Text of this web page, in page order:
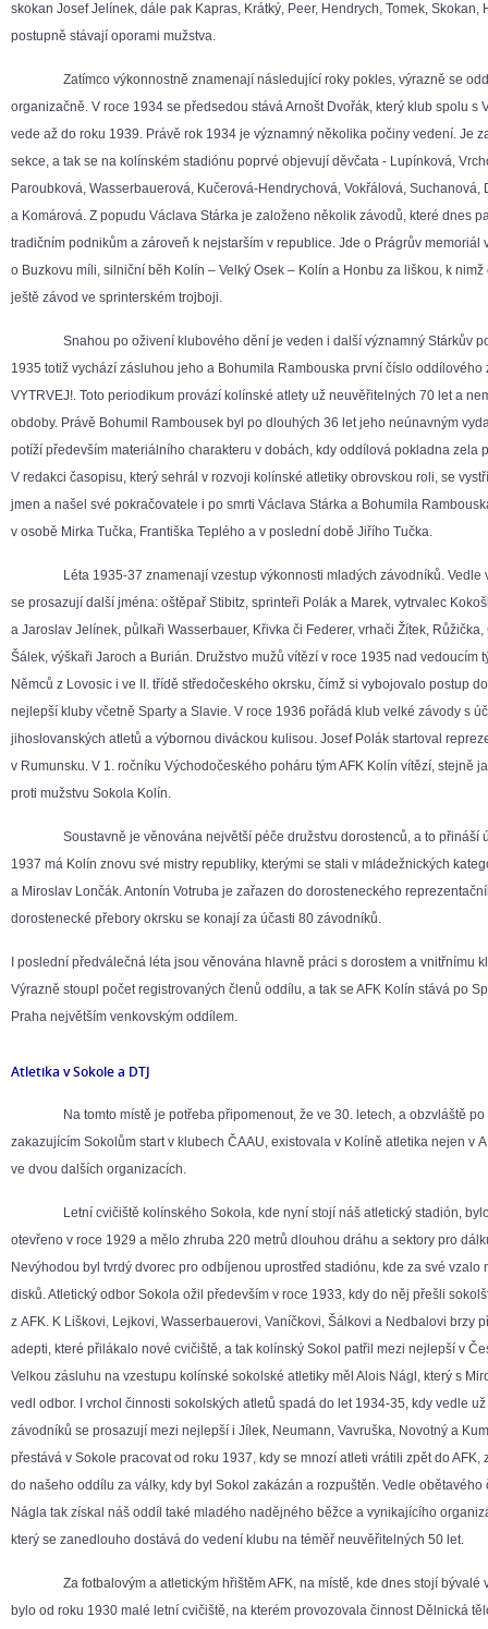
skokan Josef Jelínek, dále pak Kapras, Krátký, Peer, Hendrych, Tomek, Skokan,
postupně stávají oporami mužstva.
Zatímco výkonnostně znamenají následující roky pokles, výrazně se
organizačně. V roce 1934 se předsedou stává Arnošt Dvořák, který klub spolu s
vede až do roku 1939. Právě rok 1934 je významný několika počiny vedení. Je
sekce, a tak se na kolínském stadiónu poprvé objevují děvčata - Lupínková,
Paroubková, Wasserbauerová, Kučerová-Hendrychová, Vokřálová, Suchanová,
a Komárová. Z popudu Václava Stárka je založeno několik závodů, které dnes
tradičním podnikům a zároveň k nejstarším v republice. Jde o Prágrův memoriál
o Buzkovu míli, silniční běh Kolín – Velký Osek – Kolín a Honbu za liškou, k
ještě závod ve sprinterském trojboji.
Snahou po oživení klubového dění je veden i další významný Stárkův
1935 totiž vychází zásluhou jeho a Bohumila Rambouska první číslo oddílového
VYTRVEJ!. Toto periodikum provází kolínské atlety už neuvěřitelných 70 let a
obdoby. Právě Bohumil Rambousek byl po dlouhých 36 let jeho neúnavným
potíží především materiálního charakteru v dobách, kdy oddílová pokladna zela
V redakci časopisu, který sehrál v rozvoji kolínské atletiky obrovskou roli, se
jmen a našel své pokračovatele i po smrti Václava Stárka a Bohumila
v osobě Mirka Tučka, Františka Teplého a v poslední době Jiřího Tučka.
Léta 1935-37 znamenají vzestup výkonnosti mladých závodníků. Vedle
se prosazují další jména: oštěpař Stibitz, sprinteři Polák a Marek, vytrvalec
a Jaroslav Jelínek, půlkaři Wasserbauer, Křivka či Federer, vrhači Žítek,
Šálek, výškaři Jaroch a Burián. Družstvo mužů vítězí v roce 1935 nad vedoucím
Němců z Lovosic i ve II. třídě středočeského okrsku, čímž si vybojovalo postup
nejlepší kluby včetně Sparty a Slavie. V roce 1936 pořádá klub velké závody s
jihoslovanských atletů a výbornou diváckou kulisou. Josef Polák startoval
v Rumunsku. V 1. ročníku Východočeského poháru tým AFK Kolín vítězí, stejně
proti mužstvu Sokola Kolín.
Soustavně je věnována největší péče družstvu dorostenců, a to přináší
1937 má Kolín znovu své mistry republiky, kterými se stali v mládežnických
a Miroslav Lončák. Antonín Votruba je zařazen do dorosteneckého
dorostenecké přebory okrsku se konají za účasti 80 závodníků.
I poslední předválečná léta jsou věnována hlavně práci s dorostem a vnitřnímu
Výrazně stoupl počet registrovaných členů oddílu, a tak se AFK Kolín stává po
Praha největším venkovským oddílem.
Atletika v Sokole a DTJ
Na tomto místě je potřeba připomenout, že ve 30. letech, a obzvláště po
zakazujícím Sokolům start v klubech ČAAU, existovala v Kolíně atletika nejen v
ve dvou dalších organizacích.
Letní cvičiště kolínského Sokola, kde nyní stojí náš atletický stadión,
otevřeno v roce 1929 a mělo zhruba 220 metrů dlouhou dráhu a sektory pro
Nevýhodou byl tvrdý dvorec pro odbíjenou uprostřed stadiónu, kde za své vzalo
disků. Atletický odbor Sokola ožil především v roce 1933, kdy do něj přešli
z AFK. K Liškovi, Lejkovi, Wasserbauerovi, Vaníčkovi, Šálkovi a Nedbalovi brzy
adepti, které přilákalo nové cvičiště, a tak kolínský Sokol patřil mezi nejlepší v
Velkou zásluhu na vzestupu kolínské sokolské atletiky měl Alois Nágl, který s
vedl odbor. I vrchol činnosti sokolských atletů spadá do let 1934-35, kdy vedle
závodníků se prosazují mezi nejlepší i Jílek, Neumann, Vavruška, Novotný a
přestává v Sokole pracovat od roku 1937, kdy se mnozí atleti vrátili zpět do AFK,
do našeho oddílu za války, kdy byl Sokol zakázán a rozpuštěn. Vedle obětavého
Nágla tak získal náš oddíl také mladého nadějného běžce a vynikajícího
který se zanedlouho dostává do vedení klubu na téměř neuvěřitelných 50 let.
Za fotbalovým a atletickým hřištěm AFK, na místě, kde dnes stojí bývalé
bylo od roku 1930 malé letní cvičiště, na kterém provozovala činnost Dělnická